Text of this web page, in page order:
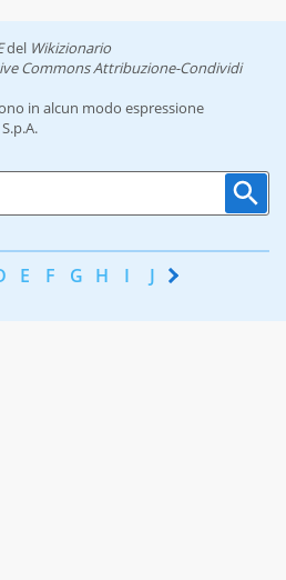
del Wikizionario
Commons Attribuzione-Condividi
in alcun modo espressione
E F G H I J K